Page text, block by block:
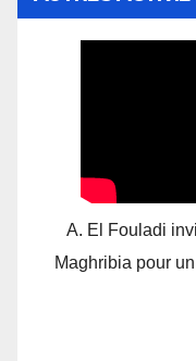
A. El Fouladi
Maghribia pour